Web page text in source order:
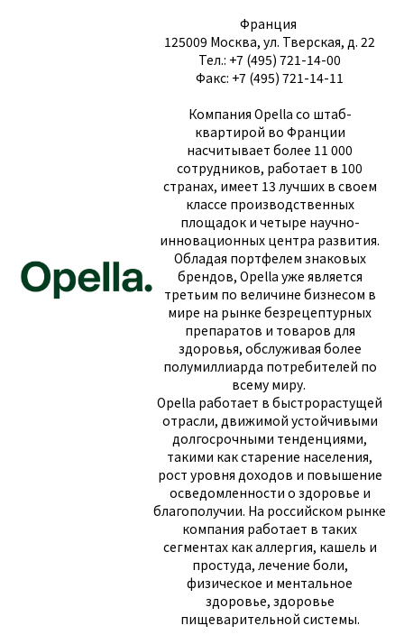
Франция
125009 Москва, ул. Тверская, д. 22
Тел.: +7 (495) 721-14-00
Факс: +7 (495) 721-14-11
Компания Opella со штаб-
квартирой во Франции
насчитывает более 11 000
сотрудников, работает в 100
странах, имеет 13 лучших в своем
классе производственных
площадок и четыре научно-
инновационных центра развития.
Обладая портфелем знаковых
брендов, Opella уже является
третьим по величине бизнесом в
мире на рынке безрецептурных
препаратов и товаров для
здоровья, обслуживая более
полумиллиарда потребителей по
всему миру.
Opella работает в быстрорастущей
отрасли, движимой устойчивыми
долгосрочными тенденциями,
такими как старение населения,
рост уровня доходов и повышение
осведомленности о здоровье и
благополучии. На российском рынке
компания работает в таких
сегментах как аллергия, кашель и
простуда, лечение боли,
физическое и ментальное
здоровье, здоровье
пищеварительной системы.